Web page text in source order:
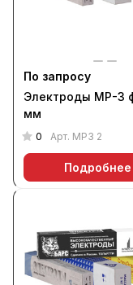
По запросу
Электроды МР-3
мм
0 Арт. МР3 2
Подробнее